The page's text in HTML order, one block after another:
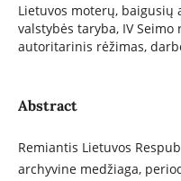
Lietuvos moterų, baigusių
valstybės taryba, IV
autoritarinis rėžimas,
Abstract
Remiantis Lietuvos
archyvine medžiaga,